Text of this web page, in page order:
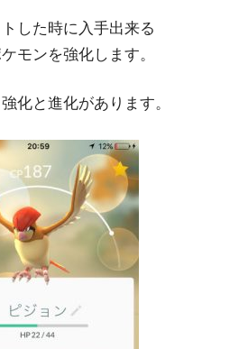
した時に入手出来る
モンを強化します。
化と進化があります。